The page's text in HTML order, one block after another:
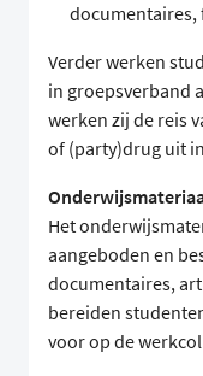
documentaires,
Verder werken
in groepsverband
werken zij de reis
of (party)drug uit
Het
aangeboden en
documentaires,
bereiden
voor op de